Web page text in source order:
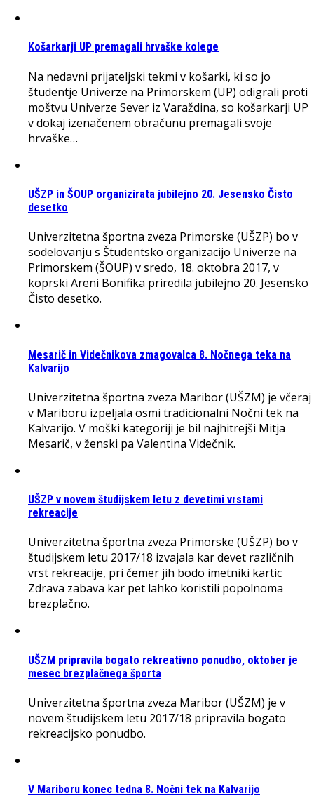
Košarkarji UP premagali hrvaške kolege
Na nedavni prijateljski tekmi v košarki, ki so jo
študentje Univerze na Primorskem (UP) odigrali proti
moštvu Univerze Sever iz Varaždina, so košarkarji UP
v dokaj izenačenem obračunu premagali svoje
hrvaške…
UŠZP in ŠOUP organizirata jubilejno 20. Jesensko Čisto
desetko
Univerzitetna športna zveza Primorske (UŠZP) bo v
sodelovanju s Študentsko organizacijo Univerze na
Primorskem (ŠOUP) v sredo, 18. oktobra 2017, v
koprski Areni Bonifika priredila jubilejno 20. Jesensko
Čisto desetko.
Mesarič in Videčnikova zmagovalca 8. Nočnega teka na
Kalvarijo
Univerzitetna športna zveza Maribor (UŠZM) je včeraj
v Mariboru izpeljala osmi tradicionalni Nočni tek na
Kalvarijo. V moški kategoriji je bil najhitrejši Mitja
Mesarič, v ženski pa Valentina Videčnik.
UŠZP v novem študijskem letu z devetimi vrstami
rekreacije
Univerzitetna športna zveza Primorske (UŠZP) bo v
študijskem letu 2017/18 izvajala kar devet različnih
vrst rekreacije, pri čemer jih bodo imetniki kartic
Zdrava zabava kar pet lahko koristili popolnoma
brezplačno.
UŠZM pripravila bogato rekreativno ponudbo, oktober je
mesec brezplačnega športa
Univerzitetna športna zveza Maribor (UŠZM) je v
novem študijskem letu 2017/18 pripravila bogato
rekreacijsko ponudbo.
V Mariboru konec tedna 8. Nočni tek na Kalvarijo